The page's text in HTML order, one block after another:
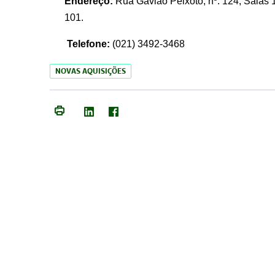
101.
Telefone: (021) 3492-3468
NOVAS AQUISIÇÕES